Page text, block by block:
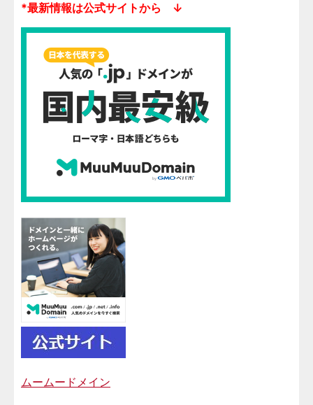
*最新情報は公式サイトから ↓
ムームードメイン